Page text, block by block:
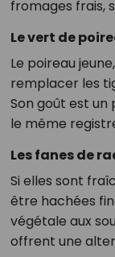
fromages frais,
Le vert de
Le poireau
remplacer les
Son goût est un
le même
Les fanes de
Si elles sont
être hachées
végétale aux
offrent une